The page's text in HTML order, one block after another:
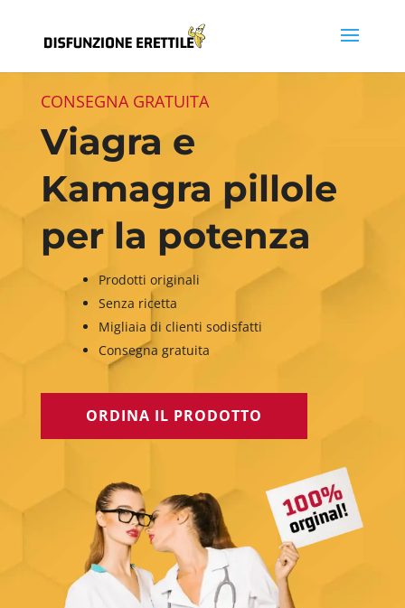
CONSEGNA GRATUITA
Viagra e
Kamagra pillole
per la potenza
Prodotti originali
Senza ricetta
Migliaia di clienti sodisfatti
Consegna gratuita
ORDINA IL PRODOTTO